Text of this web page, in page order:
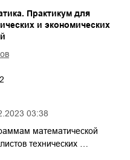
03:38
Практикум для
и экономических
математической
технических …